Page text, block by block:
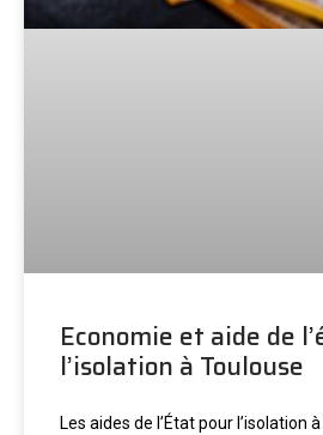
Economie et aide de
l’isolation à Toulouse
Les aides de l’État pour l’isolation